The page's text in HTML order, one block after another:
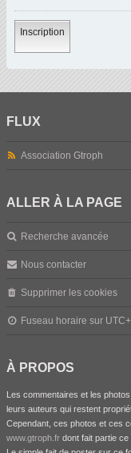
Inscription
FLUX
Association Gtroph
ALLER À LA PAGE
Recherche avancée
Nous contacter
Supprimer les cookies
Fuseau horaire sur
À PROPOS
Les commentaires et les
leurs auteurs qui restent
Cependant, ces photos et ces
www.gtroph.fr dont fait partie ce